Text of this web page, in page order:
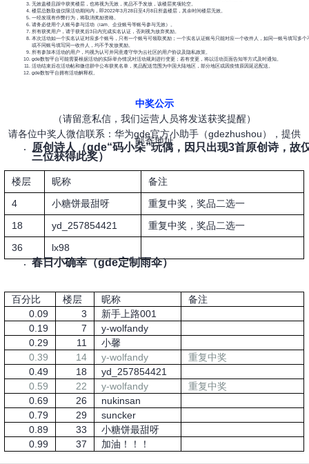
无效盖楼且踩中获奖楼层，也将视为无效，奖品不予发放，该楼层奖项轮空。
楼层总数取值仅限活动期间内，即2022年3月28日至4月8日所盖楼层，其余时间楼层无效。
一经发现有作弊行为，将取消奖励资格。
请务必使用个人账号参与活动（iam 、企业账号等账号参与无效）。
所有获奖用户，请于获奖后3日内完成实名认证，否则视为放弃奖励。
本次活动如一个实名认证对应多个账号，只有一个账号可领取奖励；一个实名认证账号只能对应一个收件人，如同一账号填写多个
或不同账号填写同一收件人，均不予发放奖励。
所有参加本活动的用户，均视为认可并同意遵守华为云社区的用户协议及隐私政策。
gde数智平台可能需要根据活动的实际举办情况对活动规则进行变更；若有变更，将以活动页面告知等方式及时通知。
活动结束后在活动帖和微信群中公布获奖名单，奖品配送范围为中国大陆地区，部分地区或因疫情原因延迟配送。
gde数智平台拥有活动解释权。
中奖公示
（请留意私信，我们运营人员将发送获奖提醒）
请各位中奖人微信联系：华为gde官方小助手（gdezhushou），提供
邮寄地址
原创诗人（gde“码小朵”玩偶，因只出现3首原创诗，故
三位获得此奖）
楼层 昵称
备注
4
小糖饼最甜呀
重复中奖，奖品二选一
18
yd_257854421
重复中奖，奖品二选一
36
lx98
春日小确幸（gde定制雨伞）
百分比 楼层 昵称
备注
0.09
3
新手上路001
0.19
7
y-wolfandy
0.29
11
小馨
0.39
14 y-wolfandy
重复中奖
0.49
18
yd_257854421
0.59
22 y-wolfandy
重复中奖
0.69
26
nukinsan
0.79
29
suncker
0.89
33
小糖饼最甜呀
0.99
37 加油！！！